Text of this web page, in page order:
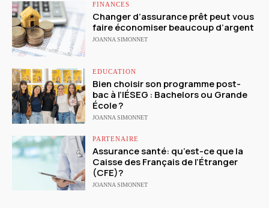
FINANCES
Changer d’assurance prêt peut vous
faire économiser beaucoup d’argent
JOANNA SIMONNET
EDUCATION
Bien choisir son programme post-
bac à l’IÉSEG : Bachelors ou Grande
École ?
JOANNA SIMONNET
PARTENAIRE
Assurance santé: qu’est-ce que la
Caisse des Français de l’Étranger
(CFE)?
JOANNA SIMONNET